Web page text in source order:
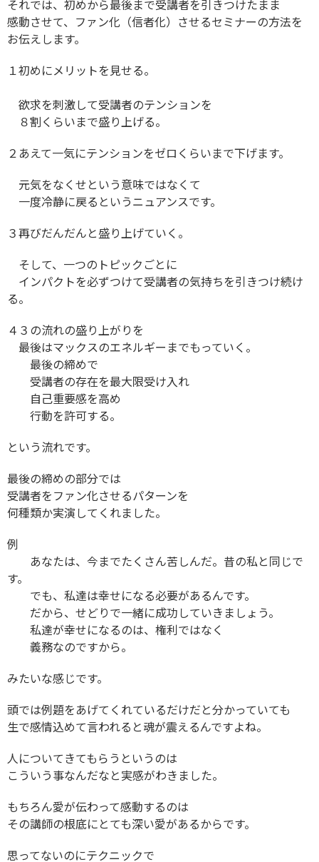
それでは、初めから最後まで受講者を引きつけたまま
感動させて、ファン化（信者化）させるセミナーの方法を
お伝えします。
１初めにメリットを見せる。
欲求を刺激して受講者のテンションを
８割くらいまで盛り上げる。
２あえて一気にテンションをゼロくらいまで下げます。
元気をなくせという意味ではなくて
一度冷静に戻るというニュアンスです。
３再びだんだんと盛り上げていく。
そして、一つのトピックごとに
インパクトを必ずつけて受講者の気持ちを引きつけ続け
る。
４３の流れの盛り上がりを
最後はマックスのエネルギーまでもっていく。
最後の締めで
受講者の存在を最大限受け入れ
自己重要感を高め
行動を許可する。
という流れです。
最後の締めの部分では
受講者をファン化させるパターンを
何種類か実演してくれました。
例
あなたは、今までたくさん苦しんだ。昔の私と同じで
す。
でも、私達は幸せになる必要があるんです。
だから、せどりで一緒に成功していきましょう。
私達が幸せになるのは、権利ではなく
義務なのですから。
みたいな感じです。
頭では例題をあげてくれているだけだと分かっていても
生で感情込めて言われると魂が震えるんですよね。
人についてきてもらうというのは
こういう事なんだなと実感がわきました。
もちろん愛が伝わって感動するのは
その講師の根底にとても深い愛があるからです。
思ってないのにテクニックで